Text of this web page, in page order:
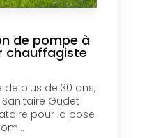
de pompe à
chauffagiste
de plus de 30 ans,
Gudet
pour la pose